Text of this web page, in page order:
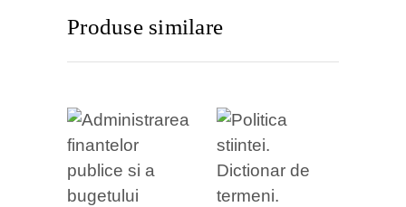
Produse similare
VEZI
VEZI